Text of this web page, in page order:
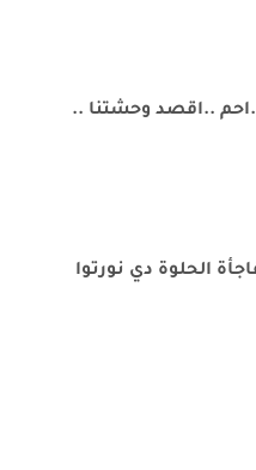
..اقصد وحشتنا ..
الحلوة دي نورتوا